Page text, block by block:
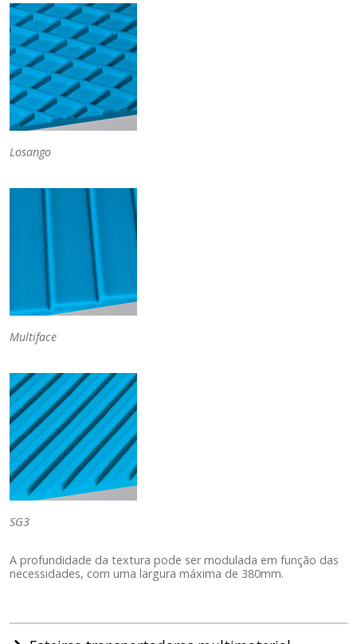
Losango
Multiface
SG3
A profundidade da textura pode ser modulada em função das
necessidades, com uma largura máxima de 380mm.